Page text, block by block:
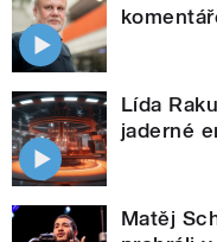
Lída
jaderné
Matěj